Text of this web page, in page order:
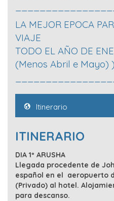
LA MEJOR EPOCA
VIAJE
TODO EL AÑO DE
(Menos Abril e Mayo) )
Itinerario
ITINERARIO
DIA 1º ARUSHA
Llegada procedente de
español en el aeropuerto
(Privado) al hotel.
para descanso.